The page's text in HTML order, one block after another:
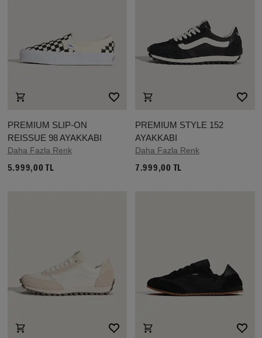
PREMIUM SLIP-ON
REISSUE 98 AYAKKABI
Daha Fazla Renk
5.999,00 TL
PREMIUM STYLE 152
AYAKKABI
Daha Fazla Renk
7.999,00 TL